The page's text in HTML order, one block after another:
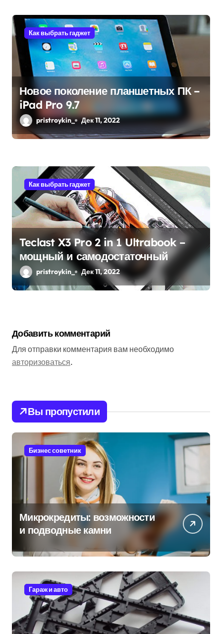
я
м
Как выбрать гаджет
Новое поколение планшетных ПК –
iPad Pro 9.7
pristroykin_ Дек 11, 2022
Как выбрать гаджет
Teclast X3 Pro 2 in 1 Ultrabook –
мощный и самодостаточный
pristroykin_ Дек 11, 2022
Добавить комментарий
Для отправки комментария вам необходимо
авторизоваться.
Вы пропустили
Бизнес советник
Микрокредиты: возможности
и подводные камни
Гараж и авто